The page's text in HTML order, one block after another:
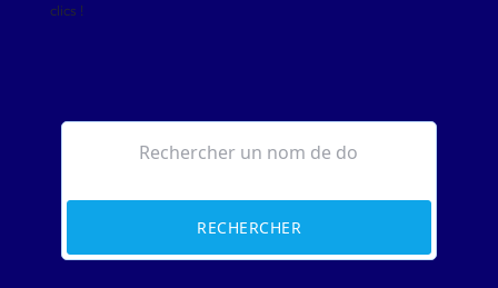
clics !
RECHERCHER